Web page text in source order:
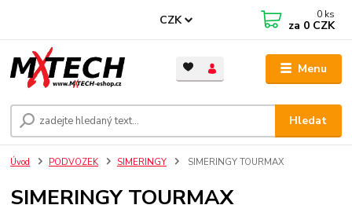
Menu
CZK
Hledat
0 ks
za 0 CZK
Úvod PODVOZEK SIMERINGY SIMERINGY TOURMAX
SIMERINGY TOURMAX